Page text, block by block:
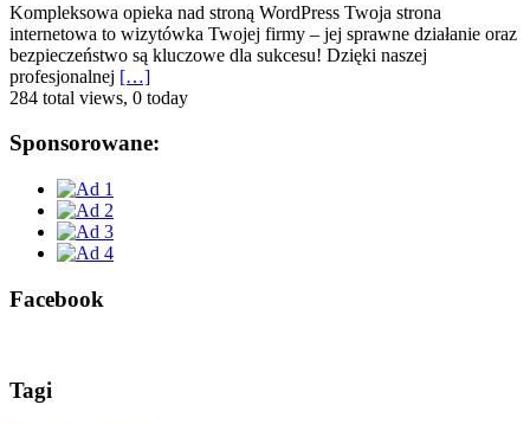
Kompleksowa opieka nad stroną WordPress Twoja strona
internetowa to wizytówka Twojej firmy – jej sprawne działanie oraz
bezpieczeństwo są kluczowe dla sukcesu! Dzięki naszej
profesjonalnej […]
284 total views, 0 today
Sponsorowane:
Facebook
Tagi